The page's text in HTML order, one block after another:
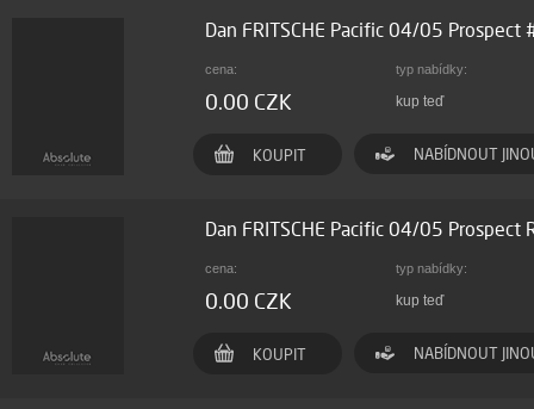
Dan FRITSCHE Pacific 04/05 Prospect
cena: typ nabídky:
0.00 CZK kup teď
KOUPIT NABÍDNOUT
Dan FRITSCHE Pacific 04/05 Prospect
cena: typ nabídky:
0.00 CZK kup teď
KOUPIT NABÍDNOUT